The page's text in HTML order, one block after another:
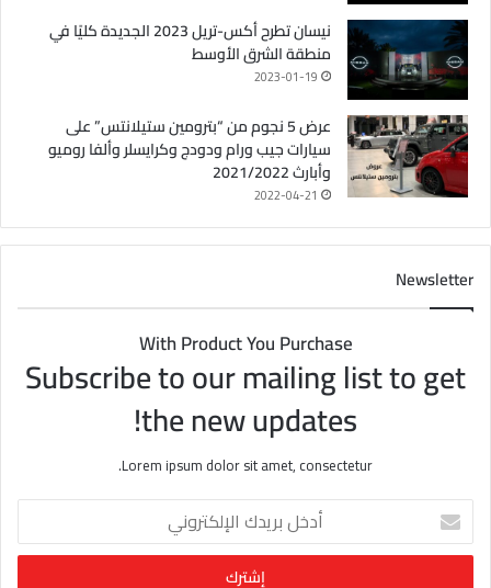
نيسان تطرح أكس-تريل 2023 الجديدة كليًا في
منطقة الشرق الأوسط
2023-01-19
عرض 5 نجوم من “بترومين ستيلانتس” على
سيارات جيب ورام ودودج وكرايسلر وألفا روميو
وأبارث 2021/2022
2022-04-21
Newsletter
With Product You Purchase
Subscribe to our mailing list to get
the new updates!
Lorem ipsum dolor sit amet, consectetur.
خ